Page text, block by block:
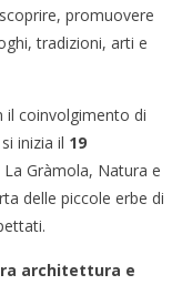
promuovere
tradizioni, arti e
il coinvolgimento di
inizia il 19
La Gràmola, Natura e
delle piccole erbe di
architettura e